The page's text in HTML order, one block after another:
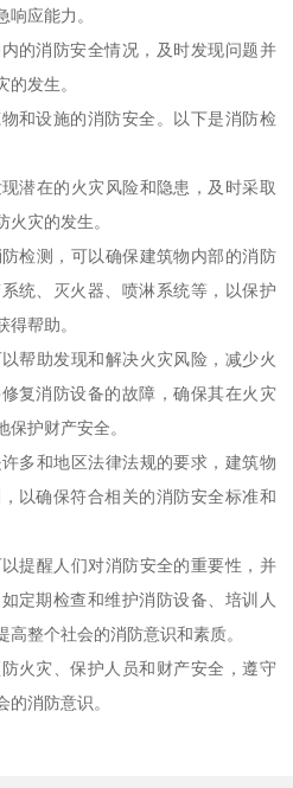
应能力。
的消防安全情况，及时发现问题并
发生。
和设施的消防安全。以下是消防检
潜在的火灾风险和隐患，及时采取
灾的发生。
检测，可以确保建筑物内部的消防
统、灭火器、喷淋系统等，以保护
得帮助。
帮助发现和解决火灾风险，减少火
复消防设备的故障，确保其在火灾
护财产安全。
多和地区法律法规的要求，建筑物
以确保符合相关的消防安全标准和
提醒人们对消防安全的重要性，并
定期检查和维护消防设备、培训人
整个社会的消防意识和素质。
火灾、保护人员和财产安全，遵守
消防意识。